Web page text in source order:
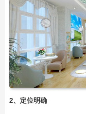
2、定位明确